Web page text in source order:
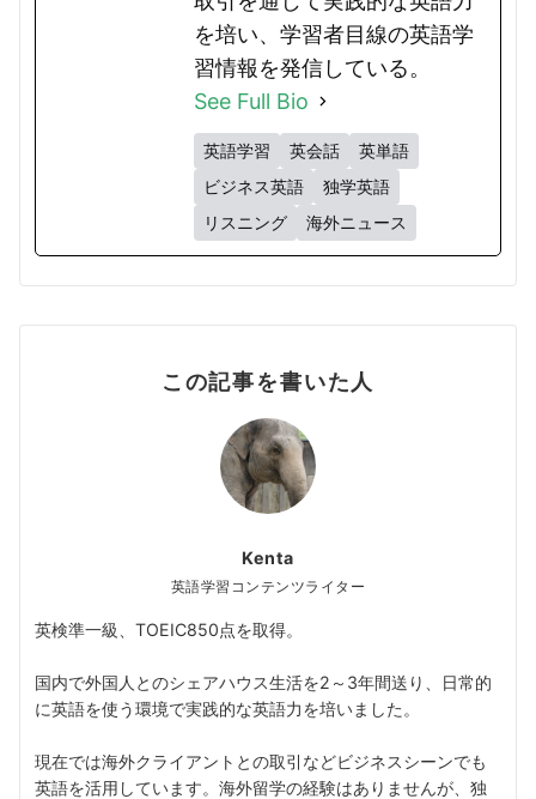
を培い、学習者目線の英語学
習情報を発信している。
See Full Bio
英語学習 英会話
英単語
ビジネス英語
独学英語
リスニング
海外ニュース
この記事を書いた人
Kenta
英語学習コンテンツライター
英検準一級、TOEIC850点を取得。
国内で外国人とのシェアハウス生活を2～3年間送り、日常的
に英語を使う環境で実践的な英語力を培いました。
現在では海外クライアントとの取引などビジネスシーンでも
英語を活用しています。海外留学の経験はありませんが、独